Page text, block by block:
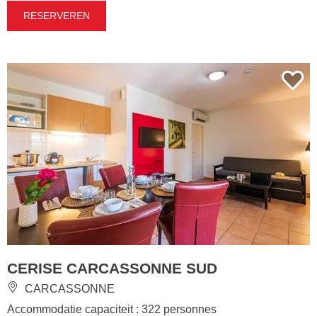
RESERVEREN
CERISE CARCASSONNE SUD
CARCASSONNE
Accommodatie capaciteit : 322 personnes